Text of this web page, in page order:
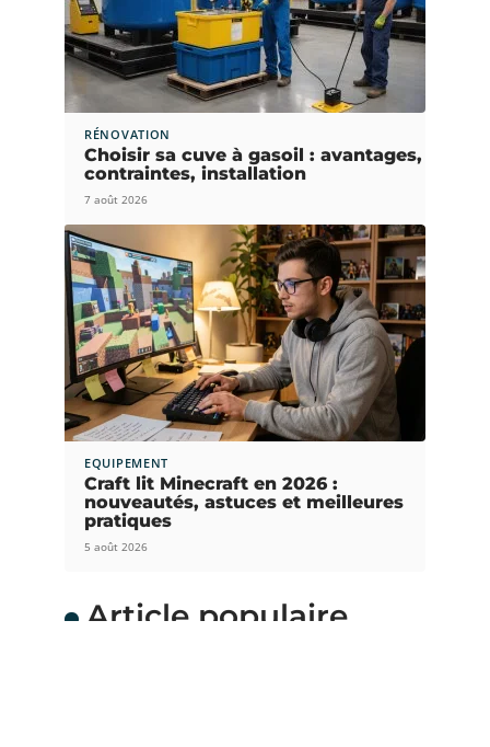
RÉNOVATION
Choisir sa cuve à gasoil : avantages,
contraintes, installation
7 août 2026
EQUIPEMENT
Craft lit Minecraft en 2026 :
nouveautés, astuces et meilleures
pratiques
5 août 2026
Article populaire